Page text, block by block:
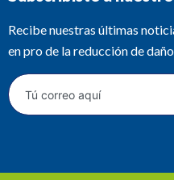
Recibe nuestras últimas
en pro de la reducción de